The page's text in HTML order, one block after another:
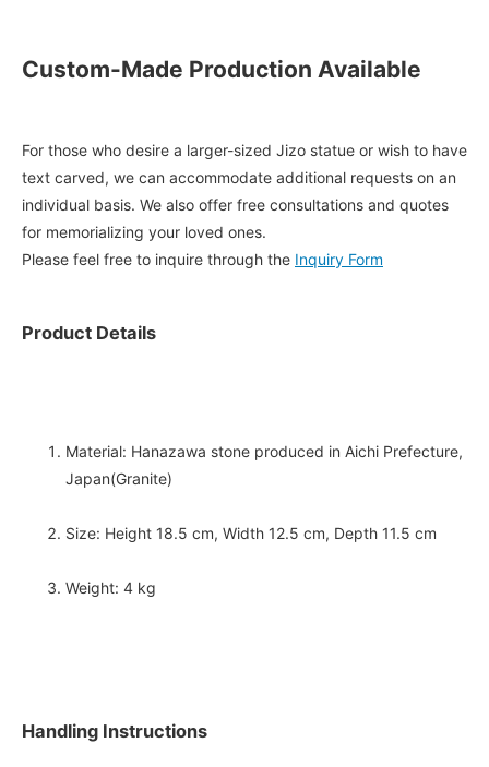
Custom-Made Production Available
For those who desire a larger-sized Jizo statue or wish to have
text carved, we can accommodate additional requests on an
individual basis. We also offer free consultations and quotes
for memorializing your loved ones.
Please feel free to inquire through the Inquiry Form
Product Details
Material: Hanazawa stone produced in Aichi Prefecture,
Japan(Granite)
Size: Height 18.5 cm, Width 12.5 cm, Depth 11.5 cm
Weight: 4 kg
Handling Instructions